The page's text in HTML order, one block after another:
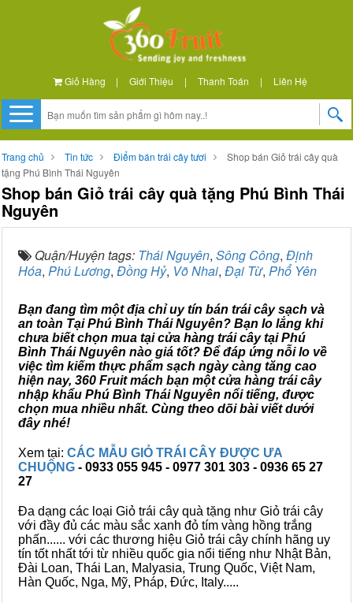
Giỏ Hàng | Giới Thiệu | Thanh Toán | Liên Hệ
Trang chủ Tin tức Điểm bán trái cây tươi
Shop bán Giỏ trái cây quà
tặng Phú Bình Thái Nguyên
Shop bán Giỏ trái cây quà tặng Phú Bình Thái
Nguyên
Quận/Huyện tags: Thái Nguyên, Sông Công, Định
Hóa, Phú Lương, Đồng Hỷ, Võ Nhai, Đại Từ, Phổ Yên
Bạn đang tìm một địa chỉ uy tín bán trái cây sạch và
an toàn Tại Phú Bình Thái Nguyên? Bạn lo lắng khi
chưa biết chọn mua tại cửa hàng trái cây tại Phú
Bình Thái Nguyên nào giá tốt? Để đáp ứng nỗi lo về
việc tìm kiếm thực phẩm sạch ngày càng tăng cao
hiện nay, 360 Fruit mách bạn một cửa hàng trái cây
nhập khẩu Phú Bình Thái Nguyên nổi tiếng, được
chọn mua nhiều nhất. Cùng theo dõi bài viết dưới
đây nhé!
Xem tại: CÁC MẪU GIỎ TRÁI CÂY ĐƯỢC ƯA
CHUỘNG - 0933 055 945 - 0977 301 303 - 0936 65 27
27
Đa dạng các loại Giỏ trái cây quà tặng như Giỏ trái cây
với đầy đủ các màu sắc xanh đỏ tím vàng hồng trắng
phấn...... với các thương hiệu Giỏ trái cây chính hãng uy
tín tốt nhất tới từ nhiều quốc gia nổi tiếng như Nhật Bản,
Đài Loan, Thái Lan, Malyasia, Trung Quốc, Việt Nam,
Hàn Quốc, Nga, Mỹ, Pháp, Đức, Italy.....